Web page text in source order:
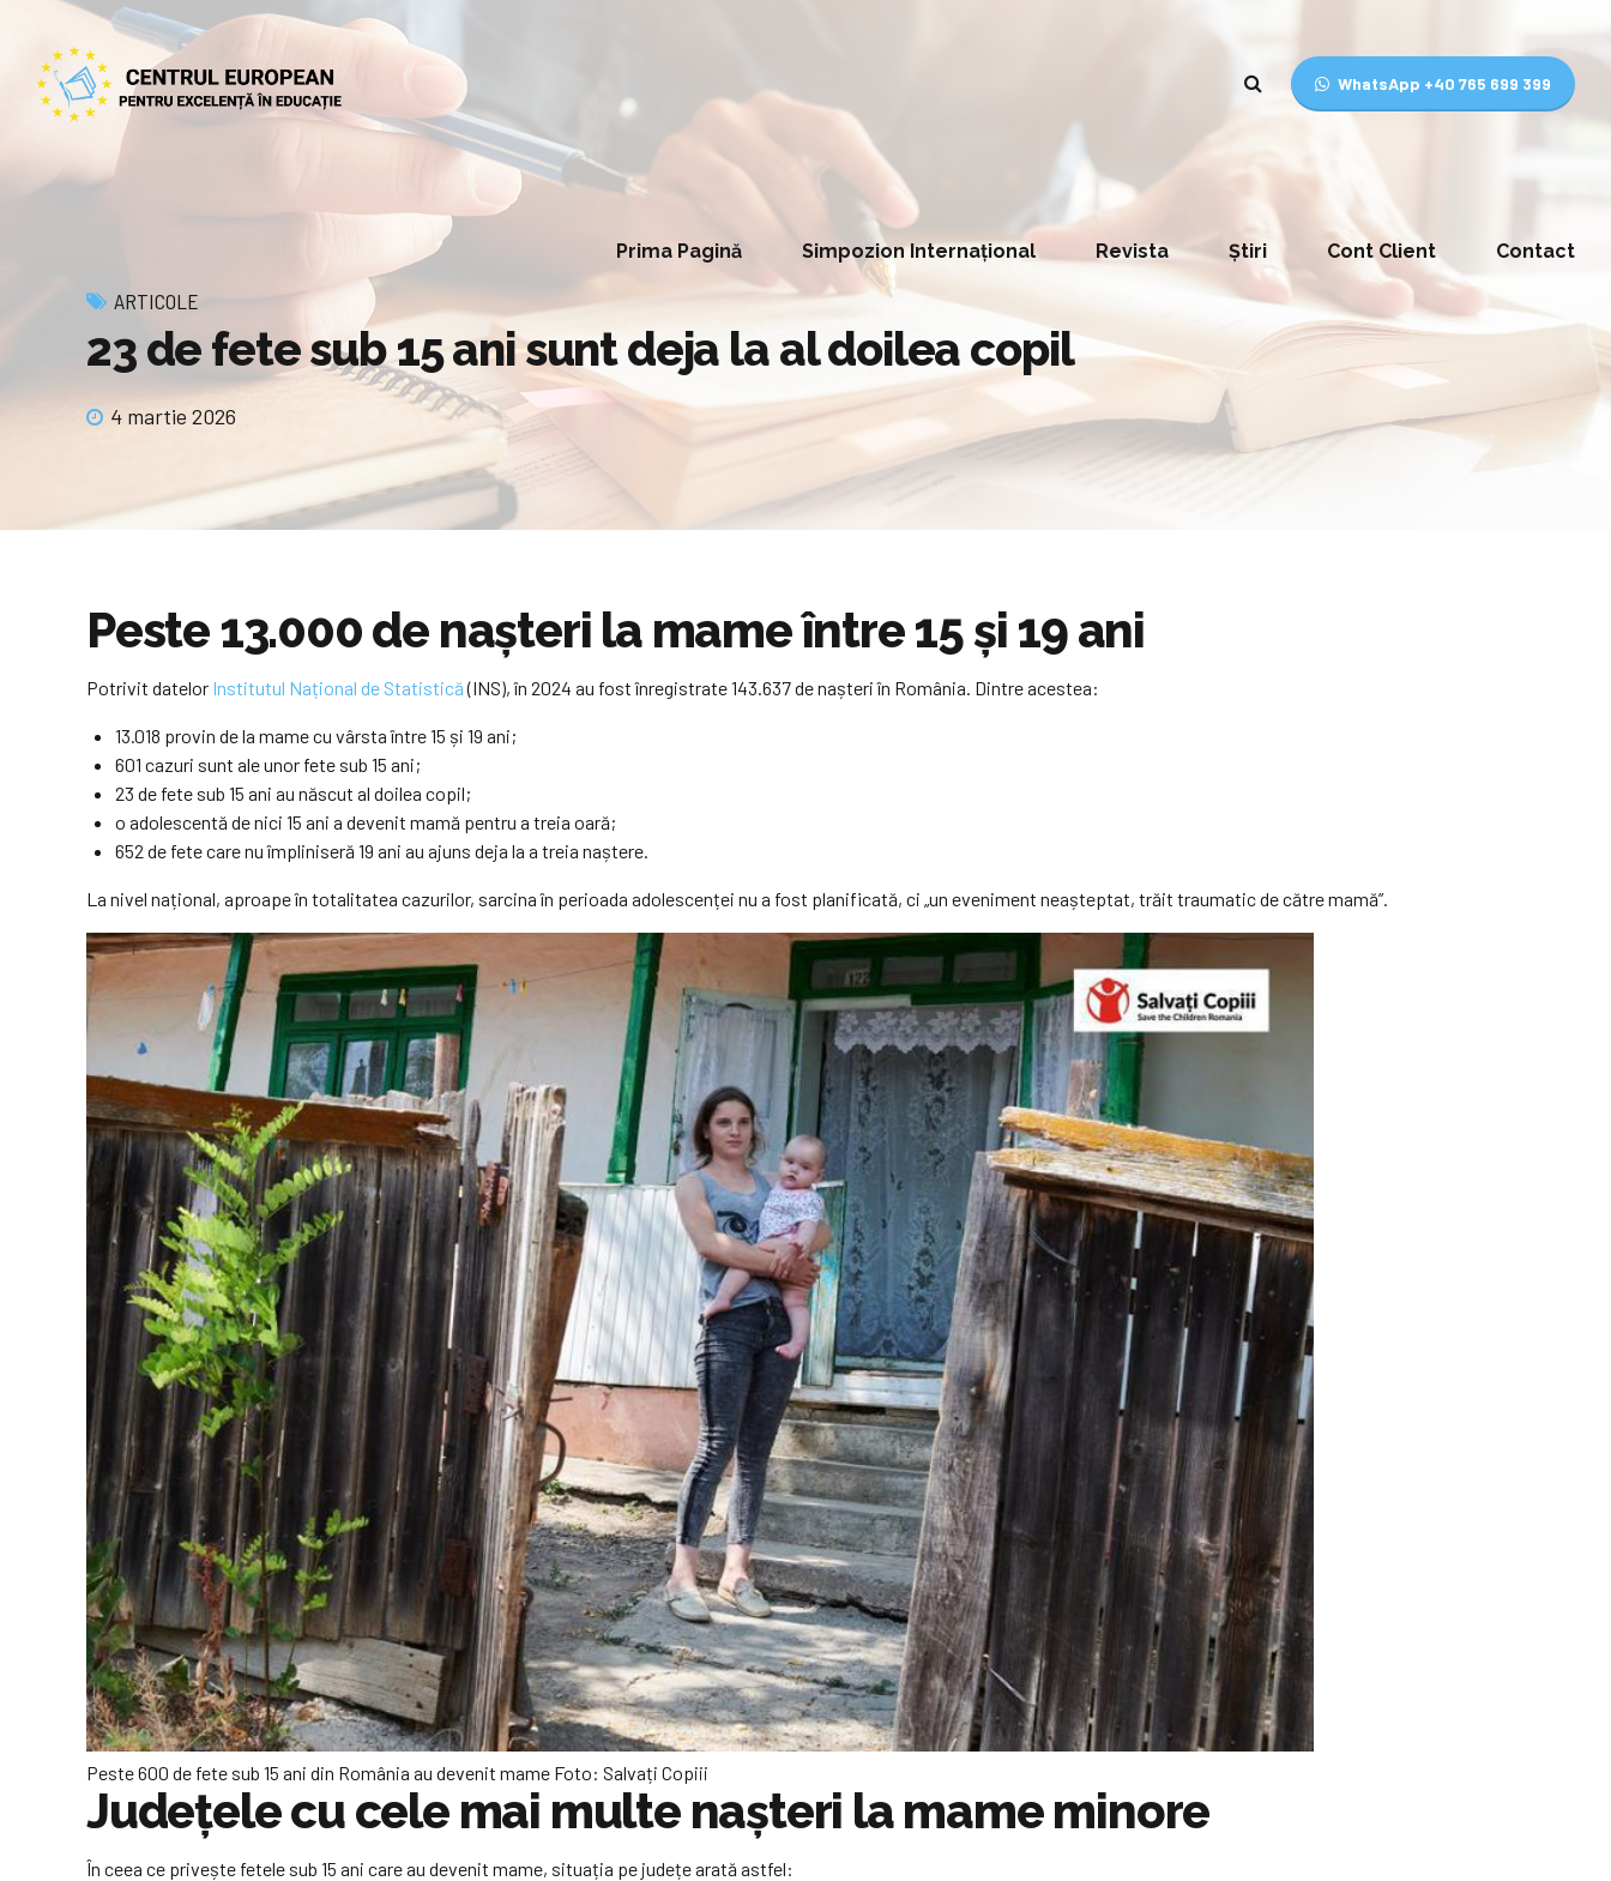
WhatsApp +40 765 699 399
Prima Pagină Simpozion Internațional Revista Știri Cont Client Contact
ARTICOLE
23 de fete sub 15 ani sunt deja la al doilea copil
4 martie 2026
Peste 13.000 de nașteri la mame între 15 și 19 ani
Potrivit datelor Institutul Național de Statistică(INS), în 2024 au fost înregistrate 143.637 de nașteri în România. Dintre acestea:
13.018 provin de la mame cu vârsta între 15 și 19 ani;
601 cazuri sunt ale unor fete sub 15 ani;
23 de fete sub 15 ani au născut al doilea copil;
o adolescentă de nici 15 ani a devenit mamă pentru a treia oară;
652 de fete care nu împliniseră 19 ani au ajuns deja la a treia naștere.
La nivel național, aproape în totalitatea cazurilor, sarcina în perioada adolescenței nu a fost planificată, ci „un eveniment neașteptat, trăit traumatic de către mamă”.
Peste 600 de fete sub 15 ani din România au devenit mame Foto: Salvați Copiii
Județele cu cele mai multe nașteri la mame minore
În ceea ce privește fetele sub 15 ani care au devenit mame, situația pe județe arată astfel: